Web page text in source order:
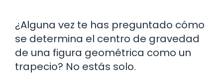
¿Alguna vez te has preguntado cómo
se determina el centro de gravedad
de una figura geométrica como un
trapecio? No estás solo.